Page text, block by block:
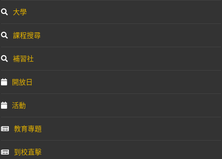
大學
課程搜尋
補習社
開放日
活動
教育專題
到校直擊